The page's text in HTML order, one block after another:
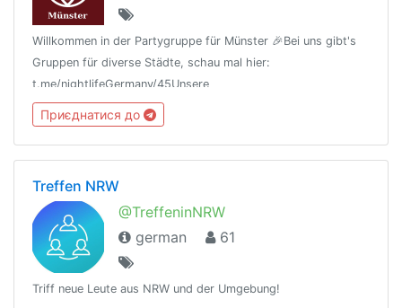
Willkommen in der Partygruppe für Münster 🎉Bei uns gibt's
Gruppen für diverse Städte, schau mal hier:
t.me/nightlifeGermany/45Unsere
Regeln:t.me/nightlifeGermany/44Offtopic
Gruppe:https://t.me/NightlifeGermanySandbox
Приєднатися до
Treffen NRW
@TreffeninNRW
german
61
Triff neue Leute aus NRW und der Umgebung!